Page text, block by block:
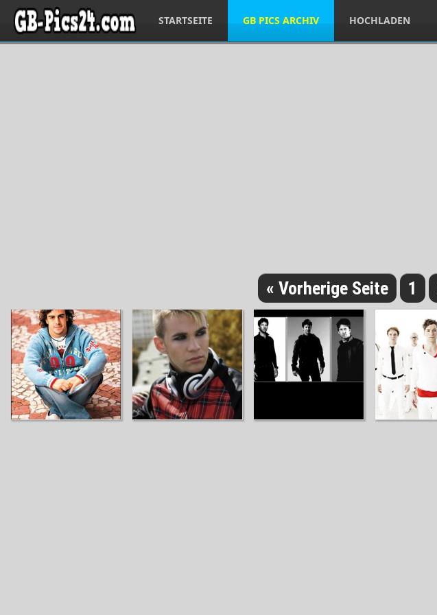
STARTSEITE GB PICS ARCHIV HOCHLADEN
« Vorherige Seite 1